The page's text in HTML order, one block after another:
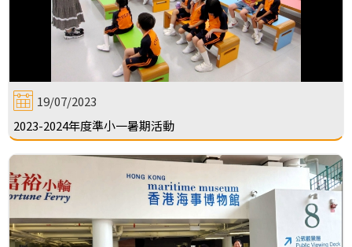
19/07/2023
2023-2024年度準小一暑期活動